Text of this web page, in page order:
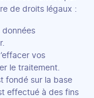
de droits légaux :
données
vos
le traitement.
fondé sur la base
effectué à des fins